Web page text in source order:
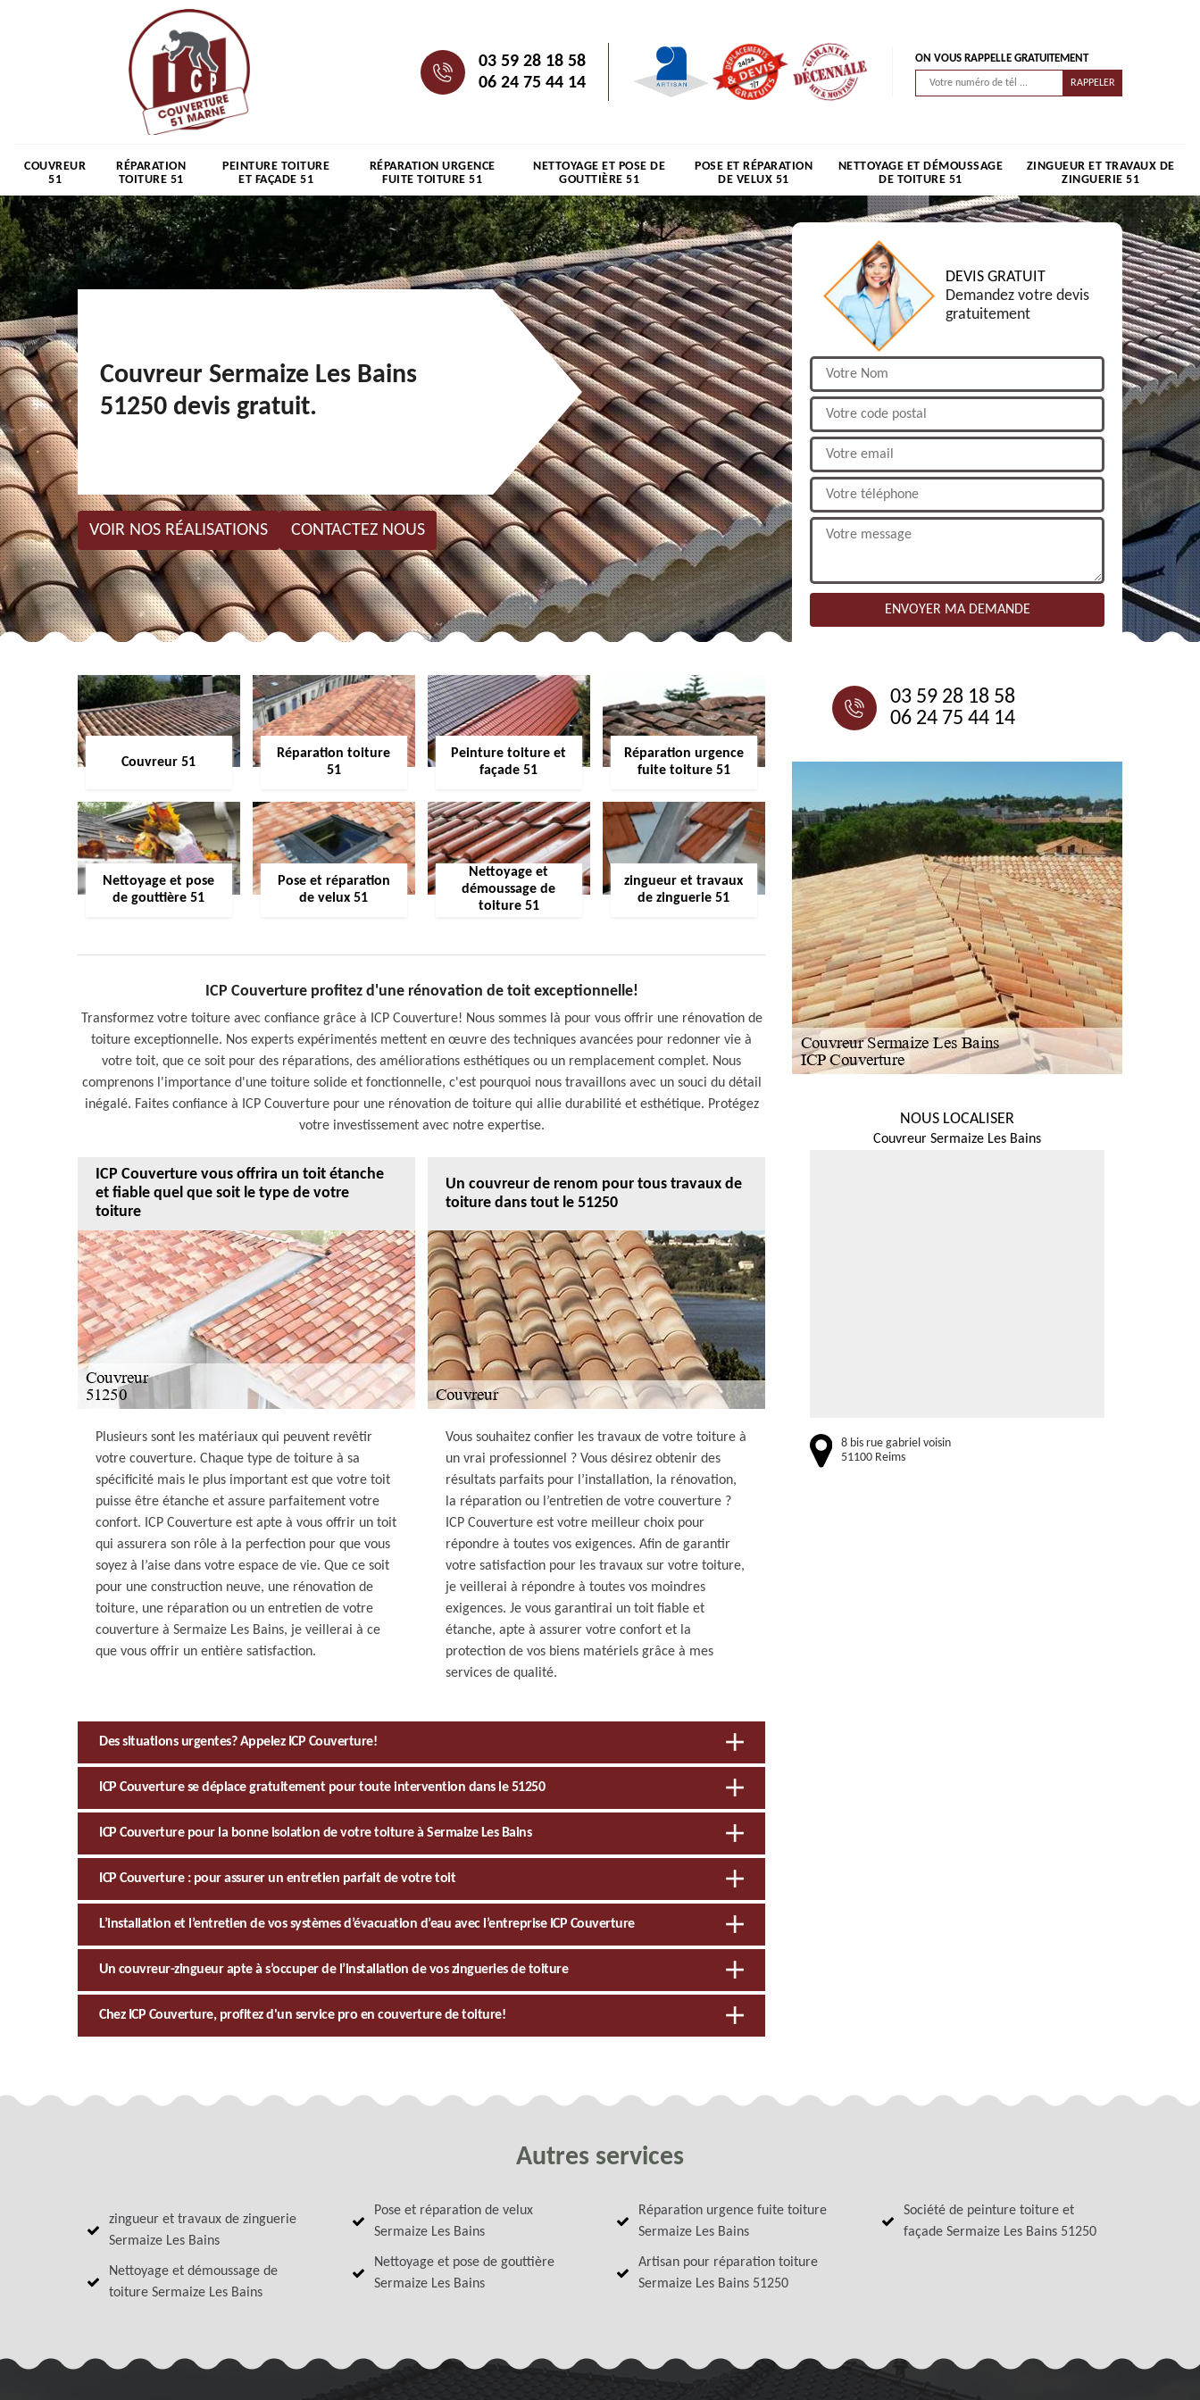
03 59 28 18 58
06 24 75 44 14
ON VOUS RAPPELLE GRATUITEMENT
COUVREUR
51
RÉPARATION
TOITURE 51
PEINTURE TOITURE
ET FAÇADE 51
RÉPARATION URGENCE
FUITE TOITURE 51
NETTOYAGE ET POSE DE
GOUTTIÈRE 51
POSE ET RÉPARATION
DE VELUX 51
NETTOYAGE ET DÉMOUSSAGE
DE TOITURE 51
ZINGUEUR ET TRAVAUX DE
ZINGUERIE 51
Couvreur Sermaize Les Bains
51250 devis gratuit.
VOIR NOS RÉALISATIONS CONTACTEZ NOUS
Couvreur 51
Réparation toiture
51
Peinture toiture et
façade 51
Réparation urgence
fuite toiture 51
Nettoyage et pose
de gouttière 51
Pose et réparation
de velux 51
Nettoyage et
démoussage de
toiture 51
zingueur et travaux
de zinguerie 51
ICP Couverture profitez d'une rénovation de toit exceptionnelle!
Transformez votre toiture avec confiance grâce à ICP Couverture! Nous sommes là pour vous offrir une rénovation de
toiture exceptionnelle. Nos experts expérimentés mettent en œuvre des techniques avancées pour redonner vie à
votre toit, que ce soit pour des réparations, des améliorations esthétiques ou un remplacement complet. Nous
comprenons l'importance d'une toiture solide et fonctionnelle, c'est pourquoi nous travaillons avec un souci du détail
inégalé. Faites confiance à ICP Couverture pour une rénovation de toiture qui allie durabilité et esthétique. Protégez
votre investissement avec notre expertise.
ICP Couverture vous offrira un toit étanche
et fiable quel que soit le type de votre
toiture
Plusieurs sont les matériaux qui peuvent revêtir
votre couverture. Chaque type de toiture à sa
spécificité mais le plus important est que votre toit
puisse être étanche et assure parfaitement votre
confort. ICP Couverture est apte à vous offrir un toit
qui assurera son rôle à la perfection pour que vous
soyez à l’aise dans votre espace de vie. Que ce soit
pour une construction neuve, une rénovation de
toiture, une réparation ou un entretien de votre
couverture à Sermaize Les Bains, je veillerai à ce
que vous offrir un entière satisfaction.
Un couvreur de renom pour tous travaux de
toiture dans tout le 51250
Vous souhaitez confier les travaux de votre toiture à
un vrai professionnel ? Vous désirez obtenir des
résultats parfaits pour l’installation, la rénovation,
la réparation ou l’entretien de votre couverture ?
ICP Couverture est votre meilleur choix pour
répondre à toutes vos exigences. Afin de garantir
votre satisfaction pour les travaux sur votre toiture,
je veillerai à répondre à toutes vos moindres
exigences. Je vous garantirai un toit fiable et
étanche, apte à assurer votre confort et la
protection de vos biens matériels grâce à mes
services de qualité.
Des situations urgentes? Appelez ICP Couverture!
ICP Couverture se déplace gratuitement pour toute intervention dans le 51250
ICP Couverture pour la bonne isolation de votre toiture à Sermaize Les Bains
ICP Couverture : pour assurer un entretien parfait de votre toit
L’installation et l’entretien de vos systèmes d’évacuation d’eau avec l’entreprise ICP Couverture
Un couvreur-zingueur apte à s’occuper de l’installation de vos zingueries de toiture
Chez ICP Couverture, profitez d'un service pro en couverture de toiture!
DEVIS GRATUIT
Demandez votre devis
gratuitement
03 59 28 18 58
06 24 75 44 14
NOUS LOCALISER
Couvreur Sermaize Les Bains
8 bis rue gabriel voisin
51100 Reims
Autres services
zingueur et travaux de zinguerie
Sermaize Les Bains
Nettoyage et démoussage de
toiture Sermaize Les Bains
Pose et réparation de velux
Sermaize Les Bains
Nettoyage et pose de gouttière
Sermaize Les Bains
Réparation urgence fuite toiture
Sermaize Les Bains
Artisan pour réparation toiture
Sermaize Les Bains 51250
Société de peinture toiture et
façade Sermaize Les Bains 51250